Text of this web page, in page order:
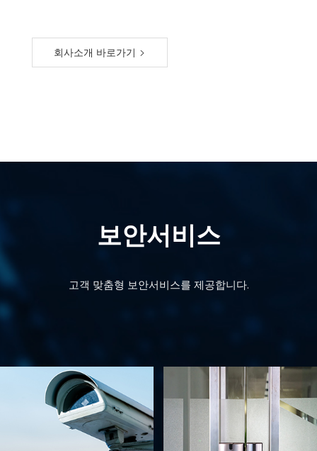
회사소개 바로가기
보안서비스
고객 맞춤형 보안서비스를 제공합니다.